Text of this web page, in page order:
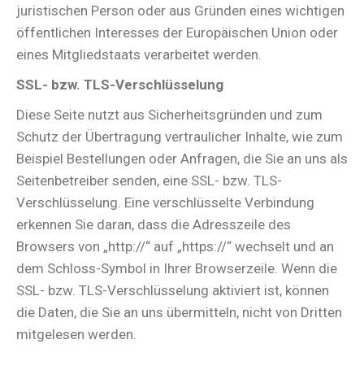
juristischen Person oder aus Gründen eines wichtigen
öffentlichen Interesses der Europäischen Union oder
eines Mitgliedstaats verarbeitet werden.
SSL- bzw. TLS-Verschlüsselung
Diese Seite nutzt aus Sicherheitsgründen und zum
Schutz der Übertragung vertraulicher Inhalte, wie zum
Beispiel Bestellungen oder Anfragen, die Sie an uns als
Seitenbetreiber senden, eine SSL- bzw. TLS-
Verschlüsselung. Eine verschlüsselte Verbindung
erkennen Sie daran, dass die Adresszeile des
Browsers von „http://“ auf „https://“ wechselt und an
dem Schloss-Symbol in Ihrer Browserzeile. Wenn die
SSL- bzw. TLS-Verschlüsselung aktiviert ist, können
die Daten, die Sie an uns übermitteln, nicht von Dritten
mitgelesen werden.